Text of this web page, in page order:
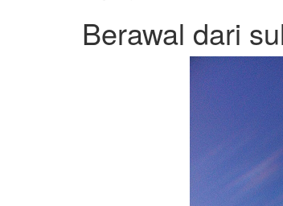
Berawal dari